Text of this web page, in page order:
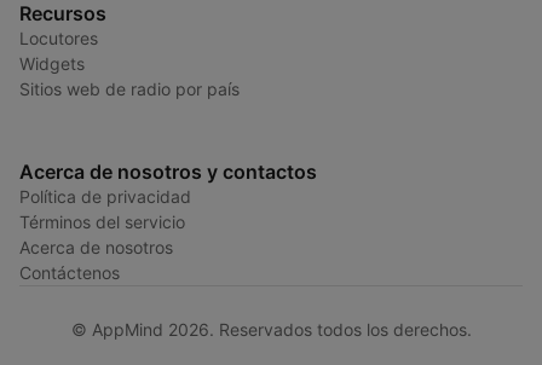
Recursos
Locutores
Widgets
Sitios web de radio por país
Acerca de nosotros y contactos
Política de privacidad
Términos del servicio
Acerca de nosotros
Contáctenos
© AppMind 2026. Reservados todos los derechos.